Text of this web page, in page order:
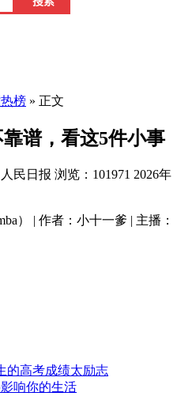
榜 » 正文
靠谱，看这5件小事
民日报 浏览：101971 2026年
） | 作者：小十一爹 | 主播：
的高考成绩太励志
响你的生活